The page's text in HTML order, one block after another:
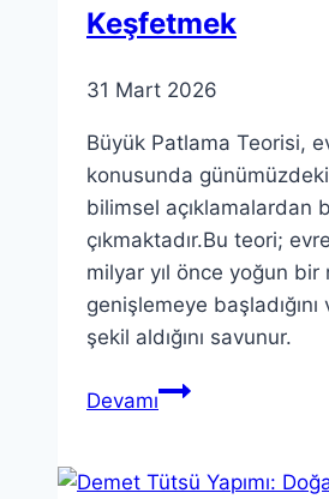
Keşfetmek
31 Mart 2026
Büyük Patlama Teorisi,
konusunda
bilimsel açıklamalardan
çıkmaktadır.Bu teori;
milyar yıl önce yoğun bir
genişlemeye
şekil aldığını savunur.
DevamıBüyük
Evrenimizin